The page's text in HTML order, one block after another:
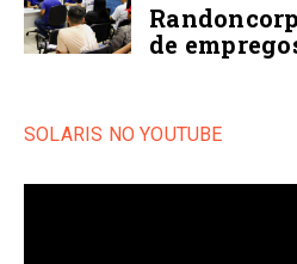
de
SOLARIS NO YOUTUBE